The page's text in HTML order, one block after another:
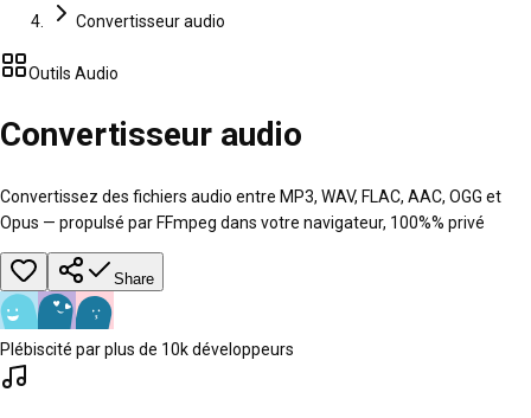
Convertisseur audio
Outils Audio
Convertisseur audio
Convertissez des fichiers audio entre MP3, WAV, FLAC, AAC, OGG et
Opus — propulsé par FFmpeg dans votre navigateur, 100%% privé
Share
Plébiscité par plus de 10k développeurs